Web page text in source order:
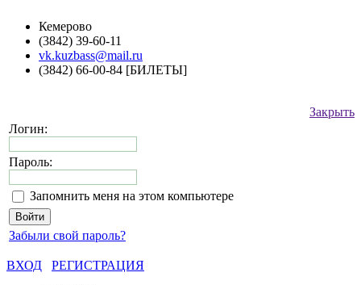
Кемерово
(3842) 39-60-11
vk.kuzbass@mail.ru
(3842) 66-00-84 [БИЛЕТЫ]
Закрыть
Логин:
Пароль:
Запомнить меня на этом компьютере
Забыли свой пароль?
ВХОД
РЕГИСТРАЦИЯ